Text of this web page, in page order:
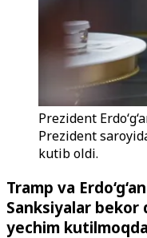
Prezident
Prezident
kutib oldi.
Tramp va
Sanksiyalar bekor
yechim kutilmoqda